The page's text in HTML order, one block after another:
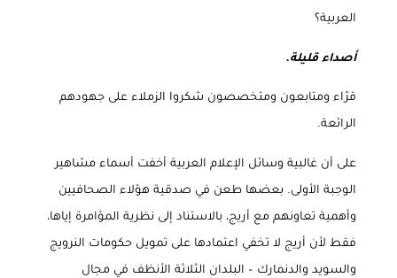
العربية؟
أصداء قليلة.
قرّاء ومتابعون ومتخصصون شكروا الزملاء على جهودهم
الرائعة.
على أن غالبية وسائل الإعلام العربية أخفت أسماء مشاهير
الوجبة الأولى. بعضها طعن في صدقية هؤلاء الصحافيين
وأهمية تعاونهم مع أريج، بالاستناد إلى نظرية المؤامرة إياها،
فقط لأن أريج لا تخفي اعتمادها على تمويل حكومات النرويج
والسويد والدنمارك – البلدان الثلاثة الأنظف في مجال